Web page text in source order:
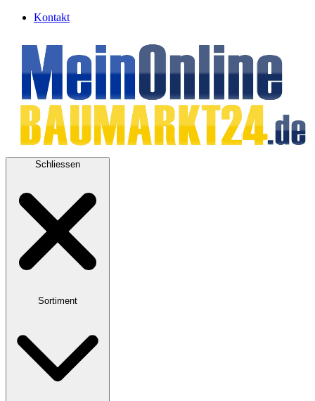
Kontakt
Schliessen
Sortiment